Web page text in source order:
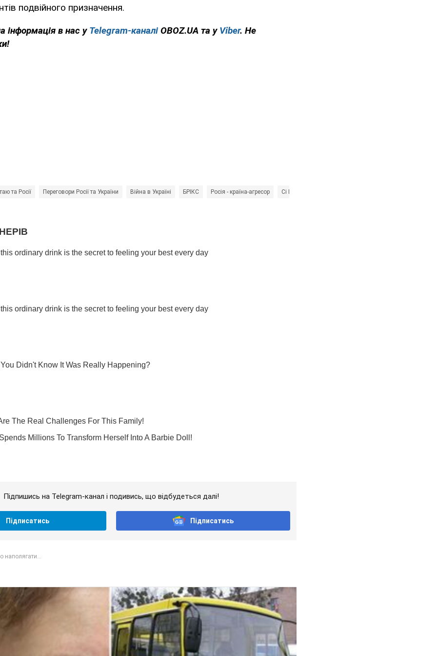
подвійного призначення.
інформація в нас у Telegram-каналі OBOZ.UA та у Viber. Не
та Росії Переговори Росії та України Війна в Україні БРІКС Росія - країна-агресор Сі Цзіньпін
Підпишись на Telegram-канал і подивись, що відбудеться далі!
Підписатись Підписатись